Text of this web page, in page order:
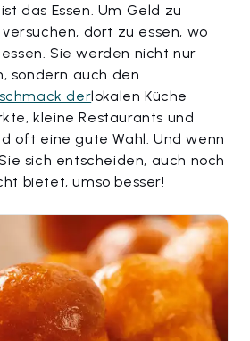
das Essen. Um Geld zu
dort zu essen, wo
Sie werden nicht nur
sondern auch den
derlokalen Küche
kleine Restaurants und
oft eine gute Wahl. Und wenn
sich entscheiden, auch noch
bietet, umso besser!